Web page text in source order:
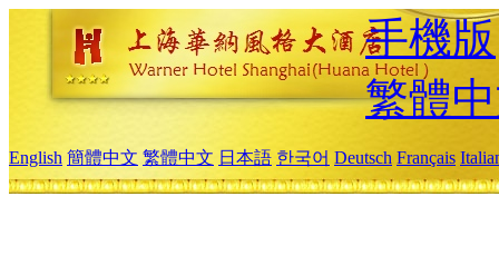
手機版
繁體
English 簡體中文 繁體中文 日本語 한국어 Deutsch Français